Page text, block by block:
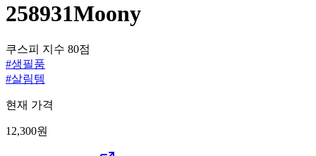
258931Moony
쿠스피 지수 80점
#생필품
#살림템
현재 가격
12,300원